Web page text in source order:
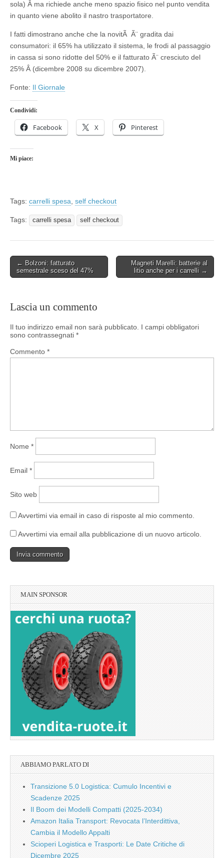
sola) Â ma richiede anche meno spazio fisico nel punto vendita
in quanto viene abolito il nastro trasportatore.
I fatti dimostrano anche che la novitÃ Ã¨ gradita dai
consumatori: il 65% ha utilizzato il sistema, le frodi al passaggio
in cassa si sono ridotte del 50% e il fatturato Ã¨ cresciuto del
25% Â (dicembre 2008 su dicembre 2007).
Fonte: Il Giornale
Condividi:
Facebook X Pinterest
Mi piace:
Tags: carrelli spesa, self checkout
Tags: carrelli spesa self checkout
Post
navigation
← Bolzoni: fatturato
semestrale sceso del 47%
Magneti Marelli: batterie al
litio anche per i carrelli →
Lascia un commento
Il tuo indirizzo email non sarà pubblicato. I campi obbligatori
sono contrassegnati *
Commento *
Nome *
Email *
Sito web
Avvertimi via email in caso di risposte al mio commento.
Avvertimi via email alla pubblicazione di un nuovo articolo.
MAIN SPONSOR
ABBIAMO PARLATO DI
Transizione 5.0 Logistica: Cumulo Incentivi e
Scadenze 2025
Il Boom dei Modelli Compatti (2025-2034)
Amazon Italia Transport: Revocata l’Interdittiva,
Cambia il Modello Appalti
Scioperi Logistica e Trasporti: Le Date Critiche di
Dicembre 2025